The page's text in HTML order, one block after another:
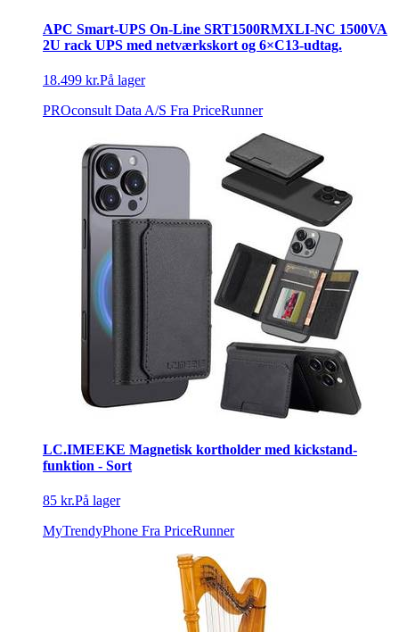
APC Smart‑UPS On‑Line SRT1500RMXLI‑NC 1500VA
2U rack UPS med netværkskort og 6×C13‑udtag.
18.499 kr.På lager
PROconsult Data A/S Fra PriceRunner
LC.IMEEKE Magnetisk kortholder med kickstand-
funktion - Sort
85 kr.På lager
MyTrendyPhone Fra PriceRunner